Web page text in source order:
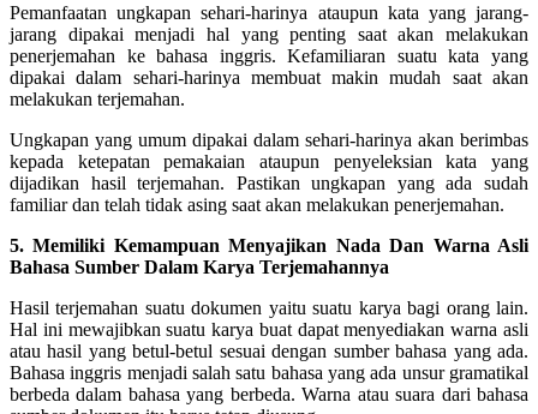
Pemanfaatan ungkapan sehari-harinya ataupun kata yang jarang-
jarang dipakai menjadi hal yang penting saat akan melakukan
penerjemahan ke bahasa inggris. Kefamiliaran suatu kata yang
dipakai dalam sehari-harinya membuat makin mudah saat akan
melakukan terjemahan.
Ungkapan yang umum dipakai dalam sehari-harinya akan berimbas
kepada ketepatan pemakaian ataupun penyeleksian kata yang
dijadikan hasil terjemahan. Pastikan ungkapan yang ada sudah
familiar dan telah tidak asing saat akan melakukan penerjemahan.
5. Memiliki Kemampuan Menyajikan Nada Dan Warna Asli
Bahasa Sumber Dalam Karya Terjemahannya
Hasil terjemahan suatu dokumen yaitu suatu karya bagi orang lain.
Hal ini mewajibkan suatu karya buat dapat menyediakan warna asli
atau hasil yang betul-betul sesuai dengan sumber bahasa yang ada.
Bahasa inggris menjadi salah satu bahasa yang ada unsur gramatikal
berbeda dalam bahasa yang berbeda. Warna atau suara dari bahasa